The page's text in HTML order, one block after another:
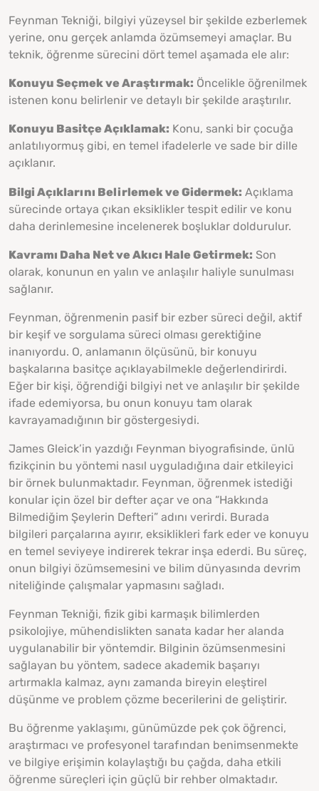
Feynman Tekniği, bilgiyi yüzeysel bir şekilde ezberlemek
yerine, onu gerçek anlamda özümsemeyi amaçlar. Bu
teknik, öğrenme sürecini dört temel aşamada ele alır:
Konuyu Seçmek ve Araştırmak: Öncelikle öğrenilmek
istenen konu belirlenir ve detaylı bir şekilde araştırılır.
Konuyu Basitçe Açıklamak: Konu, sanki bir çocuğa
anlatılıyormuş gibi, en temel ifadelerle ve sade bir dille
açıklanır.
Bilgi Açıklarını Belirlemek ve Gidermek: Açıklama
sürecinde ortaya çıkan eksiklikler tespit edilir ve konu
daha derinlemesine incelenerek boşluklar doldurulur.
Kavramı Daha Net ve Akıcı Hale Getirmek: Son
olarak, konunun en yalın ve anlaşılır haliyle sunulması
sağlanır.
Feynman, öğrenmenin pasif bir ezber süreci değil, aktif
bir keşif ve sorgulama süreci olması gerektiğine
inanıyordu. O, anlamanın ölçüsünü, bir konuyu
başkalarına basitçe açıklayabilmekle değerlendirirdi.
Eğer bir kişi, öğrendiği bilgiyi net ve anlaşılır bir şekilde
ifade edemiyorsa, bu onun konuyu tam olarak
kavrayamadığının bir göstergesiydi.
James Gleick’in yazdığı Feynman biyografisinde, ünlü
fizikçinin bu yöntemi nasıl uyguladığına dair etkileyici
bir örnek bulunmaktadır. Feynman, öğrenmek istediği
konular için özel bir defter açar ve ona “Hakkında
Bilmediğim Şeylerin Defteri” adını verirdi. Burada
bilgileri parçalarına ayırır, eksiklikleri fark eder ve konuyu
en temel seviyeye indirerek tekrar inşa ederdi. Bu süreç,
onun bilgiyi özümsemesini ve bilim dünyasında devrim
niteliğinde çalışmalar yapmasını sağladı.
Feynman Tekniği, fizik gibi karmaşık bilimlerden
psikolojiye, mühendislikten sanata kadar her alanda
uygulanabilir bir yöntemdir. Bilginin özümsenmesini
sağlayan bu yöntem, sadece akademik başarıyı
artırmakla kalmaz, aynı zamanda bireyin eleştirel
düşünme ve problem çözme becerilerini de geliştirir.
Bu öğrenme yaklaşımı, günümüzde pek çok öğrenci,
araştırmacı ve profesyonel tarafından benimsenmekte
ve bilgiye erişimin kolaylaştığı bu çağda, daha etkili
öğrenme süreçleri için güçlü bir rehber olmaktadır.